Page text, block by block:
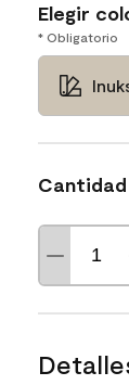
Elegir
* Obligatorio
Cantidad